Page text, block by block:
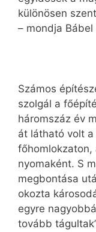
különösen
– mondja Bábel
Számos
szolgál a
háromszáz év
át látható volt
főhomlokzaton,
nyomaként. S
megbontása
okozta
egyre
tovább